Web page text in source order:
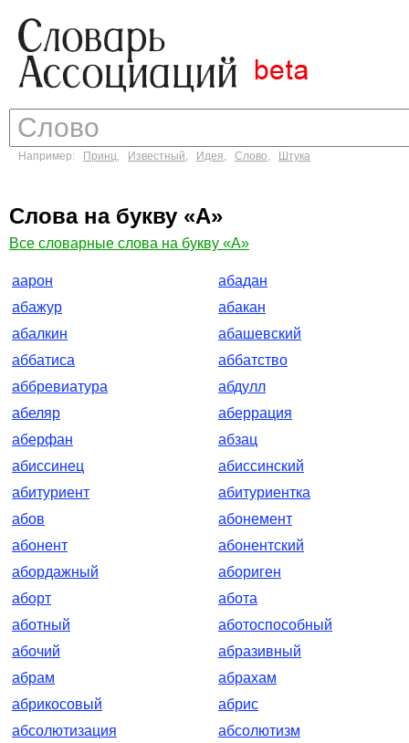
Например: Принц, Известный, Идея, Слово, Штука
Слова на букву «А»
Все словарные слова на букву «А»
аарон
абадан
абажур
абакан
абалкин
абашевский
аббатиса
аббатство
аббревиатура
абдулл
абеляр
аберрация
аберфан
абзац
абиссинец
абиссинский
абитуриент
абитуриентка
абов
абонемент
абонент
абонентский
абордажный
абориген
аборт
абота
аботный
аботоспособный
абочий
абразивный
абрам
абрахам
абрикосовый
абрис
абсолютизация
абсолютизм